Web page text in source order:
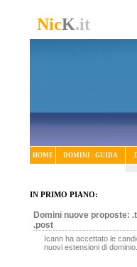
NicK.it
HOME DOMINI : GUIDA
IN PRIMO PIANO:
Domini nuove proposte:
.post
Icann ha accettato le
nuovi estensioni di dominio.